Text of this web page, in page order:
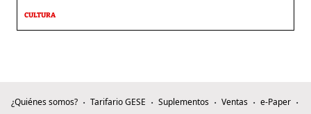
CULTURA
¿Quiénes somos? Tarifario GESE Suplementos Ventas
e-Paper